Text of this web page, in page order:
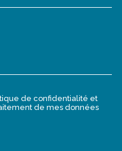
de confidentialité et
de mes données